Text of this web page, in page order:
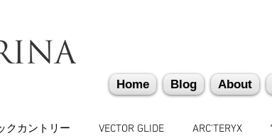
Home Blog About
クカントリー VECTOR GLIDE ARC'TERYX